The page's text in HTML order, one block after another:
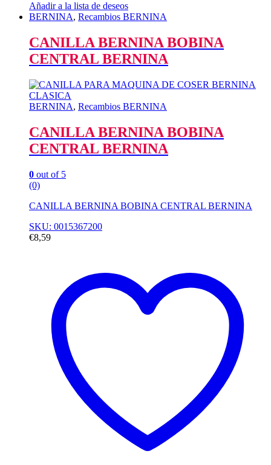
Añadir a la lista de deseos
BERNINA, Recambios BERNINA
CANILLA BERNINA BOBINA
CENTRAL BERNINA
BERNINA, Recambios BERNINA
CANILLA BERNINA BOBINA
CENTRAL BERNINA
0 out of 5
(0)
CANILLA BERNINA BOBINA CENTRAL BERNINA
SKU: 0015367200
€8,59